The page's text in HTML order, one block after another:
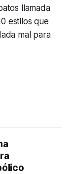
llamada
estilos que
mal para